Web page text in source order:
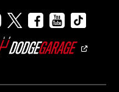
Visitar
Dodge
en
Visitar
en
Visitar
en
Visitar
en en